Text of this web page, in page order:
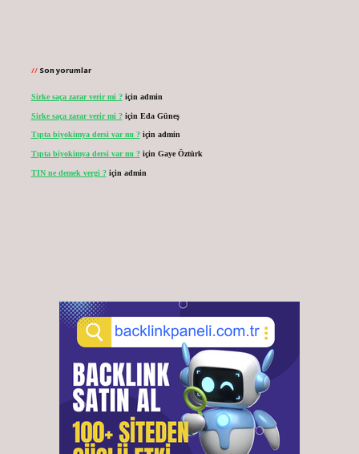
Son yorumlar
Sirke saça zarar verir mi ?için admin
Sirke saça zarar verir mi ?için Eda Güneş
Tıpta biyokimya dersi var mı ?için admin
Tıpta biyokimya dersi var mı ?için Gaye Öztürk
TIN ne demek vergi ?için admin